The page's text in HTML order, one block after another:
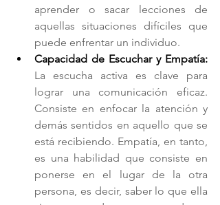
aprender o sacar lecciones de
aquellas situaciones difíciles que
puede enfrentar un individuo.
La escucha activa es clave para
lograr una comunicación eficaz.
Consiste en enfocar la atención y
demás sentidos en aquello que se
está recibiendo. Empatía, en tanto,
es una habilidad que consiste en
ponerse en el lugar de la otra
persona, es decir, saber lo que ella